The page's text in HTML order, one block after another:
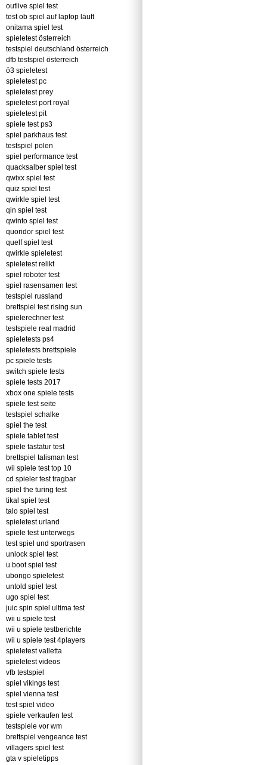
outlive spiel test
test ob spiel auf laptop läuft
onitama spiel test
spieletest österreich
testspiel deutschland österreich
dfb testspiel österreich
ö3 spieletest
spieletest pc
spieletest prey
spieletest port royal
spieletest pit
spiele test ps3
spiel parkhaus test
testspiel polen
spiel performance test
quacksalber spiel test
qwixx spiel test
quiz spiel test
qwirkle spiel test
qin spiel test
qwinto spiel test
quoridor spiel test
quelf spiel test
qwirkle spieletest
spieletest relikt
spiel roboter test
spiel rasensamen test
testspiel russland
brettspiel test rising sun
spielerechner test
testspiele real madrid
spieletests ps4
spieletests brettspiele
pc spiele tests
switch spiele tests
spiele tests 2017
xbox one spiele tests
spiele test seite
testspiel schalke
spiel the test
spiele tablet test
spiele tastatur test
brettspiel talisman test
wii spiele test top 10
cd spieler test tragbar
spiel the turing test
tikal spiel test
talo spiel test
spieletest urland
spiele test unterwegs
test spiel und sportrasen
unlock spiel test
u boot spiel test
ubongo spieletest
untold spiel test
ugo spiel test
juic spin spiel ultima test
wii u spiele test
wii u spiele testberichte
wii u spiele test 4players
spieletest valletta
spieletest videos
vfb testspiel
spiel vikings test
spiel vienna test
test spiel video
spiele verkaufen test
testspiele vor wm
brettspiel vengeance test
villagers spiel test
gta v spieletipps